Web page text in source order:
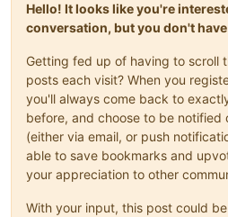
Hello! It looks like you're
conversation, but you don't
Getting fed up of having to scroll
posts each visit? When you
you'll always come back to
before, and choose to be notified
(either via email, or push
able to save bookmarks and
your appreciation to other
With your input, this post could